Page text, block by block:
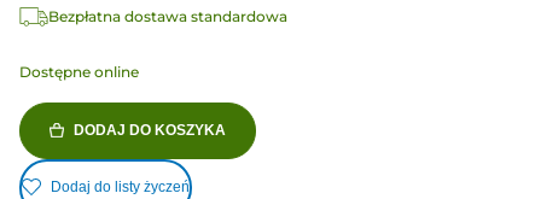
Bezpłatna dostawa standardowa
Dostępne online
DODAJ DO KOSZYKA
Dodaj do listy życzeń